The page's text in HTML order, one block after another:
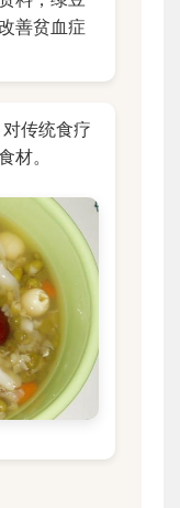
善贫血症
对传统食疗
材。